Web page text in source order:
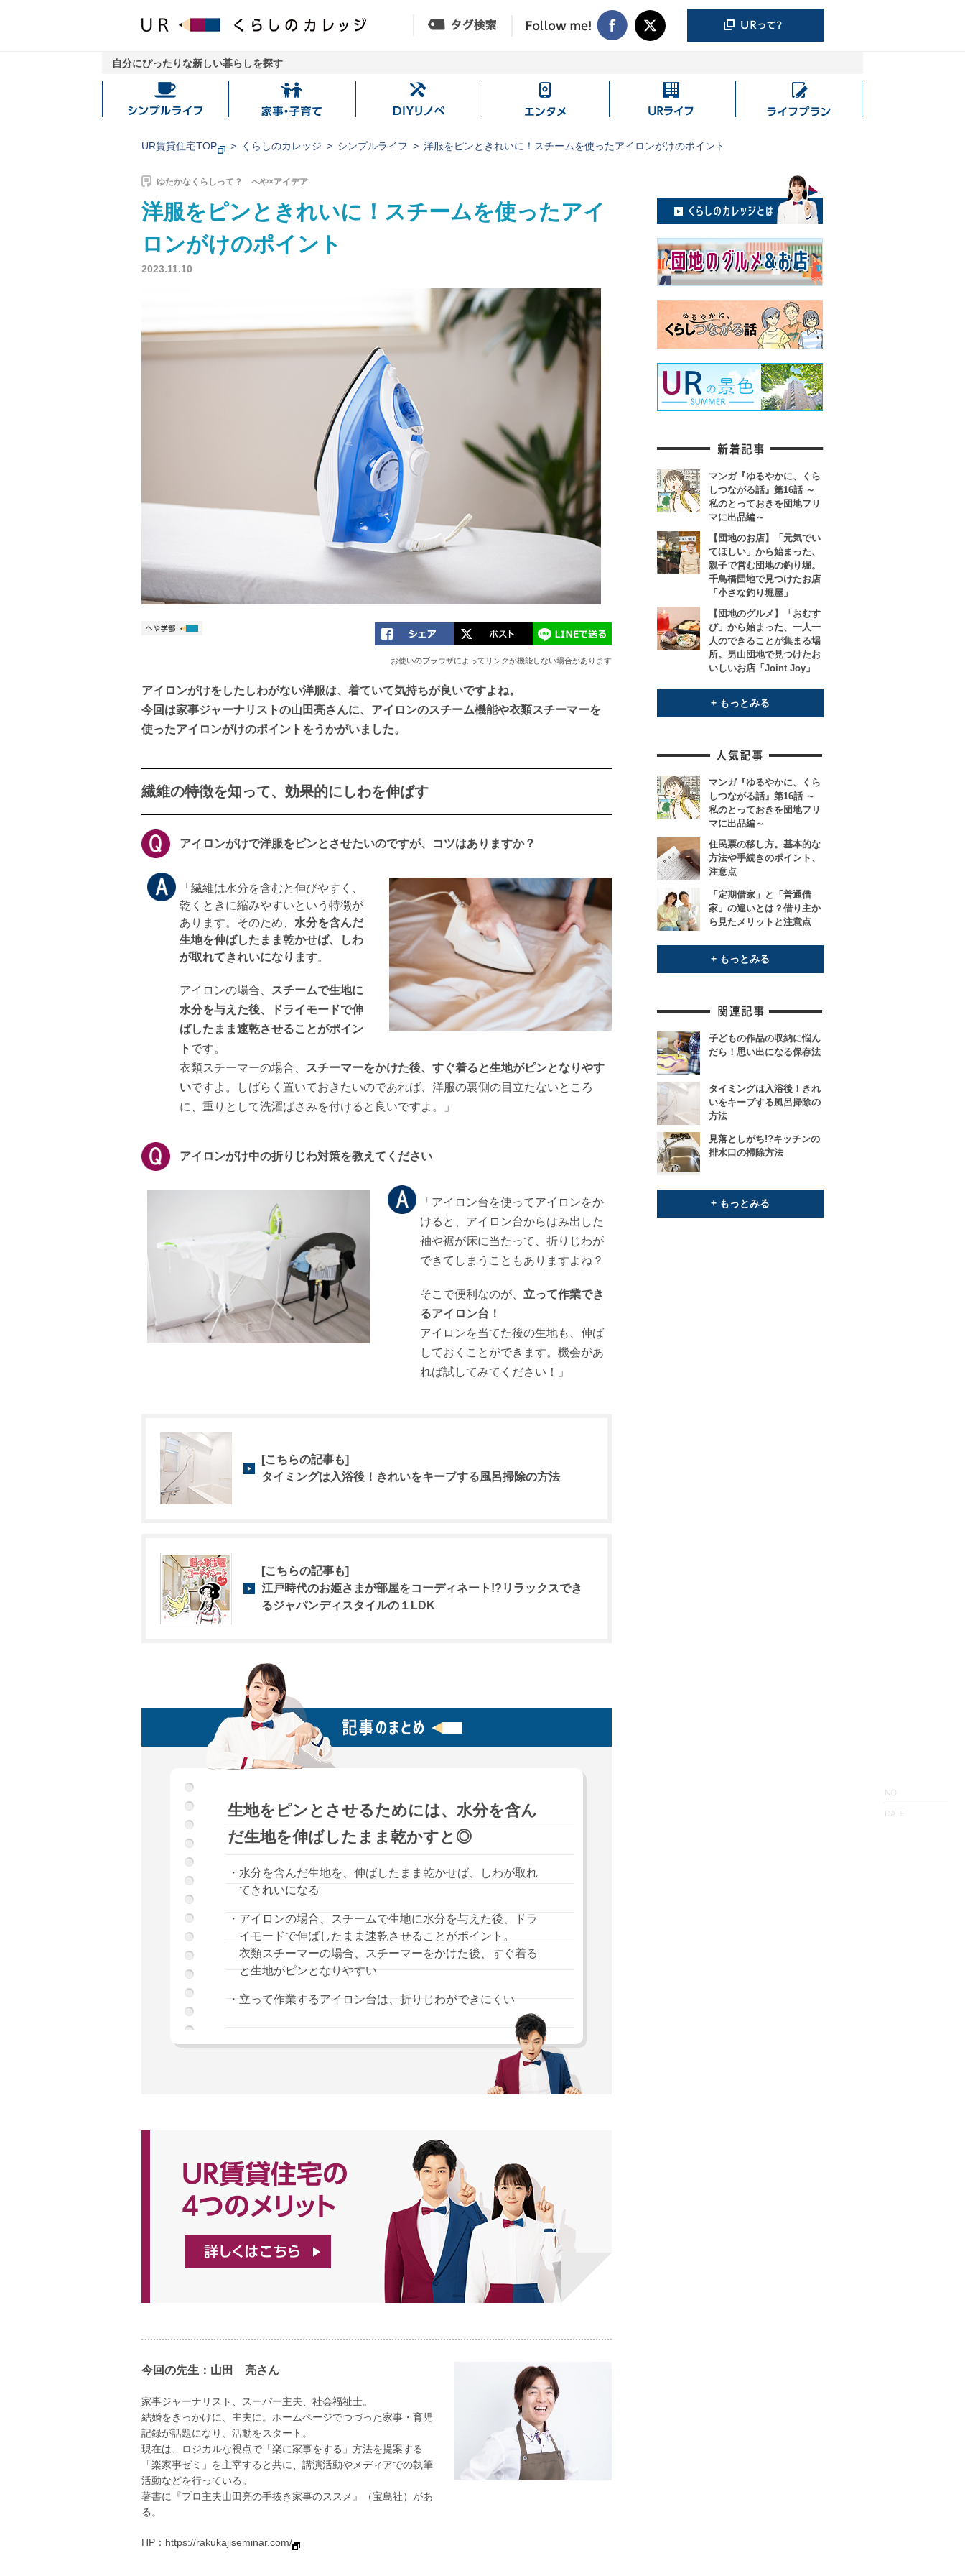
自分にぴったりな新しい暮らしを探す
シ
プ
フ
家
子
DIY
ノ
エ
タ
UR
イ
ラ
ラ
ン
UR賃貸住宅TOP くらしのカレッジ シンプルライフ 洋服をピンときれいに！スチームを使ったアイロンがけのポイント
ゆたかなくらしって？ へや×アイデア
洋服をピンときれいに！スチームを使ったアイ
ロンがけのポイント
2023.11.10
お使いのブラウザによってリンクが機能しない場合があります
アイロンがけをしたしわがない洋服は、着ていて気持ちが良いですよね。
今回は家事ジャーナリストの山田亮さんに、アイロンのスチーム機能や衣類スチーマーを
使ったアイロンがけのポイントをうかがいました。
繊維の特徴を知って、効果的にしわを伸ばす
アイロンがけで洋服をピンとさせたいのですが、コツはありますか？
「繊維は水分を含むと伸びやすく、
乾くときに縮みやすいという特徴が
あります。そのため、 水分を含んだ
生地を伸ばしたまま乾かせば、しわ
が取れてきれいになります。
アイロンの場合、
スチームで生地に
水分を与えた後、ドライモードで伸
ばしたまま速乾させることがポイン
ト です。
衣類スチーマーの場合、
スチーマーをかけた後、すぐ着ると生地がピンとなりやす
いですよ。しばらく置いておきたいのであれば、洋服の裏側の目立たないところ
に、重りとして洗濯ばさみを付けると良いですよ。」
アイロンがけ中の折りじわ対策を教えてください
「アイロン台を使ってアイロンをか
けると、アイロン台からはみ出した
袖や裾が床に当たって、折りじわが
できてしまうこともありますよね？
そこで便利なのが、 立って作業でき
るアイロン台！
アイロンを当てた後の生地も、伸ば
しておくことができます。機会があ
れば試してみてください！」
[こちらの記事も]
タイミングは入浴後！きれいをキープする風呂掃除の方法
[こちらの記事も]
江戸時代のお姫さまが部屋をコーディネート!?リラックスでき
るジャパンディスタイルの１LDK
生地をピンとさせるためには、水分を含ん
だ生地を伸ばしたまま乾かすと◎
・水分を含んだ生地を、伸ばしたまま乾かせば、しわが取れ
てきれいになる
・アイロンの場合、スチームで生地に水分を与えた後、ドラ
イモードで伸ばしたまま速乾させることがポイント。
衣類スチーマーの場合、スチーマーをかけた後、すぐ着る
と生地がピンとなりやすい
・立って作業するアイロン台は、折りじわができにくい
今回の先生：山田 亮さん
家事ジャーナリスト、スーパー主夫、社会福祉士。
結婚をきっかけに、主夫に。ホームページでつづった家事・育児
記録が話題になり、活動をスタート。
現在は、ロジカルな視点で「楽に家事をする」方法を提案する
「楽家事ゼミ」を主宰すると共に、講演活動やメディアでの執筆
活動などを行っている。
著書に『プロ主夫山田亮の手抜き家事のススメ』（宝島社）があ
る。
HP： https://rakukajiseminar.com/
マンガ『ゆるやかに、くら
しつながる話』第16話 ～
私のとっておきを団地フリ
マに出品編～
【団地のお店】「元気でい
てほしい」から始まった、
親子で営む団地の釣り堀。
千鳥橋団地で見つけたお店
「小さな釣り堀屋」
【団地のグルメ】「おむす
び」から始まった、一人一
人のできることが集まる場
所。男山団地で見つけたお
いしいお店「Joint Joy」
+ もっとみる
マンガ『ゆるやかに、くら
しつながる話』第16話 ～
私のとっておきを団地フリ
マに出品編～
住民票の移し方。基本的な
方法や手続きのポイント、
注意点
「定期借家」と「普通借
家」の違いとは？借り主か
ら見たメリットと注意点
+ もっとみる
子どもの作品の収納に悩ん
だら！思い出になる保存法
タイミングは入浴後！きれ
いをキープする風呂掃除の
方法
見落としがち!?キッチンの
排水口の掃除方法
+ もっとみる